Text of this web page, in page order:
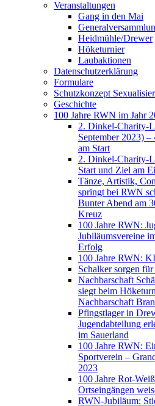
Veranstaltungen
Gang in den Mai
Heidmühle/Drewer
Höketurnier
Laubaktionen
Datenschutzerklärung
Formulare
Schutzkonzept
Geschichte
100 Jahre RWN im Jahr
2. Dinkel-Charity-
September 2023)
am Start
2. Dinkel-Charity-
Start und Ziel am
Tänze, Artistik,
springt bei RWN
Bunter Abend am
Kreuz
100 Jahre RWN:
Jubiläumsvereine
Erfolg
100 Jahre RWN:
Schalker sorgen
Nachbarschaft
siegt beim
Nachbarschaft
Pfingstlager in
Jugendabteilung
im Sauerland
100 Jahre RWN:
Sportverein –
2023
100 Jahre Rot-
Ortseingängen
RWN-Jubiläum: